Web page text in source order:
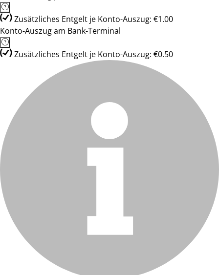
Zusätzliches Entgelt je Konto-Auszug: €1.00
Konto-Auszug am Bank-Terminal
Zusätzliches Entgelt je Konto-Auszug: €0.50